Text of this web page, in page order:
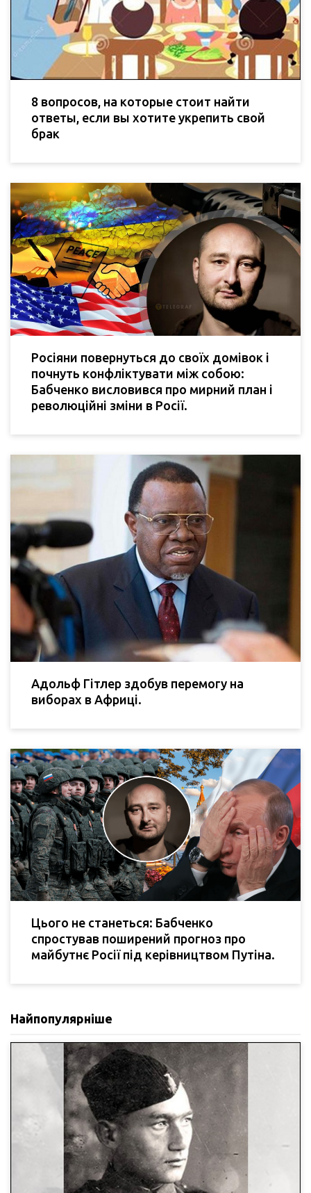
8 вопросов, на которые стоит найти
ответы, если вы хотите укрепить свой
брак
Росіяни повернуться до своїх домівок і
почнуть конфліктувати між собою:
Бабченко висловився про мирний план і
революційні зміни в Росії.
Адольф Гітлер здобув перемогу на
виборах в Африці.
Цього не станеться: Бабченко
спростував поширений прогноз про
майбутнє Росії під керівництвом Путіна.
Найпопулярніше